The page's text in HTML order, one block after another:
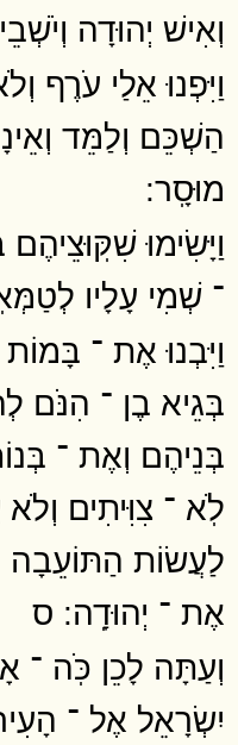
וְאִישׁ יְהוּדָה
וַיִּפְנוּ אֵלַי עֹרֶף
הַשְׁכֵּם וְלַמֵּד
מוּסָֽר ׃
וַיָּשִׂימוּ
־ שְׁמִי עָלָיו
וַיִּבְנוּ אֶת ־
בְּגֵיא בֶן ־ הִנֹּם
בְּנֵיהֶם וְאֶת ־
לֹֽא ־ צִוִּיתִים
לַעֲשׂוֹת הַתּוֹעֵבָה
אֶת ־ יְהוּדָֽה ׃ ס
וְעַתָּה לָכֵן כֹּֽה ־
יִשְׂרָאֵל אֶל ־